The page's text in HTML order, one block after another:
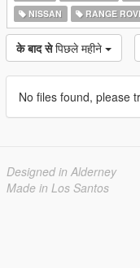
NISSAN
RANGE
के बाद से पिछले महीने
No files found, please
Designed in Alderney
Made in Los Santos